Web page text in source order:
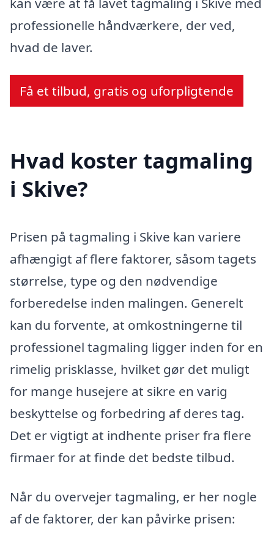
professionelle håndværkere, der ved,
hvad de laver.
Få et tilbud, gratis og uforpligtende
Hvad koster tagmaling
i Skive?
Prisen på tagmaling i Skive kan variere
afhængigt af flere faktorer, såsom tagets
størrelse, type og den nødvendige
forberedelse inden malingen. Generelt
kan du forvente, at omkostningerne til
professionel tagmaling ligger inden for en
rimelig prisklasse, hvilket gør det muligt
for mange husejere at sikre en varig
beskyttelse og forbedring af deres tag.
Det er vigtigt at indhente priser fra flere
firmaer for at finde det bedste tilbud.
Når du overvejer tagmaling, er her nogle
af de faktorer, der kan påvirke prisen: